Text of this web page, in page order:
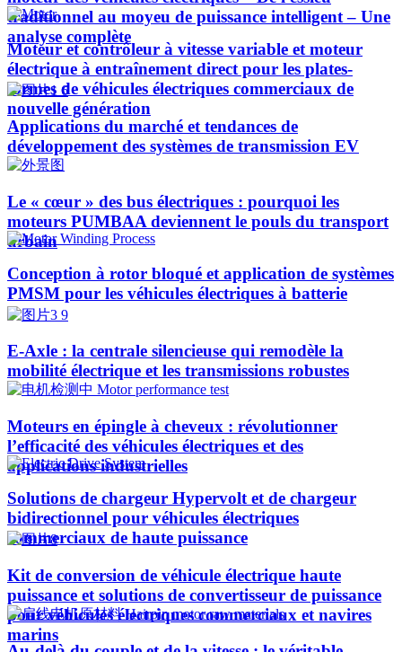
traditionnel au moyeu de puissance intelligent – Une
analyse complète
Moteur et contrôleur à vitesse variable et moteur
électrique à entraînement direct pour les plates-
formes de véhicules électriques commerciaux de
nouvelle génération
Applications du marché et tendances de
développement des systèmes de transmission EV
Le « cœur » des bus électriques : pourquoi les
moteurs PUMBAA deviennent le pouls du transport
urbain
Conception à rotor bloqué et application de systèmes
PMSM pour les véhicules électriques à batterie
E-Axle : la centrale silencieuse qui remodèle la
mobilité électrique et les transmissions robustes
Moteurs en épingle à cheveux : révolutionner
l’efficacité des véhicules électriques et des
applications industrielles
Solutions de chargeur Hypervolt et de chargeur
bidirectionnel pour véhicules électriques
commerciaux de haute puissance
Kit de conversion de véhicule électrique haute
puissance et solutions de convertisseur de puissance
pour véhicules électriques commerciaux et navires
marins